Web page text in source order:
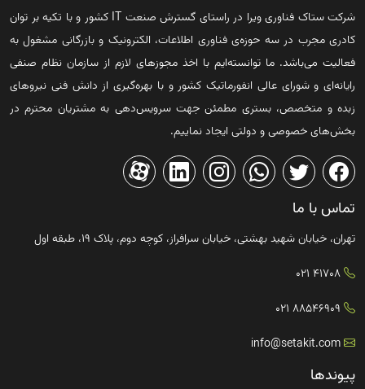
شرکت ستاک فناوری ویرا در راستای گسترش صنعت IT کشور و با تکیه بر توان
کادری مجرب در سه حوزه‌ی فناوری اطلاعات، الکترونیک و بازرگانی مشغول به
فعالیت می‌باشد. ما توانسته‌ایم با اخذ مجوزهای لازم از سازمان نظام صنفی
رایانه‌ای و شورای عالی انفورماتیک کشور و با بهره‌گیری از دانش فنی نیروهای
زبده و متخصص، بستری مطمئن جهت سرویس‌دهی به مشتریان محترم در
بخش‌های خصوصی و دولتی ایجاد نماییم.
تماس با ما
تهران، خیابان شهید بهشتی، خیابان سرافراز، کوچه دوم، پلاک ۱۹، طبقه اول
41708 021
88546909 021
info@setakit.com
پیوندها